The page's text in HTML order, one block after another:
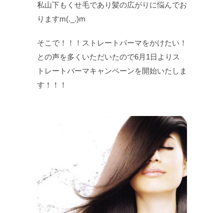
私山下もくせ毛であり髪の広がりに悩んでお
りますm(._.)m
そこで！！！ストレートパーマをかけたい！
との声を多くいただいたので6月1日よりス
トレートパーマキャンペーンを開始いたしま
す！！！